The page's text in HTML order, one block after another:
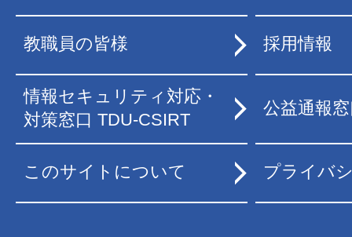
教職員の皆様 採用情報
情報セキュリティ対応・
対策窓口 TDU-CSIRT
公益通報
このサイトについて プライバ